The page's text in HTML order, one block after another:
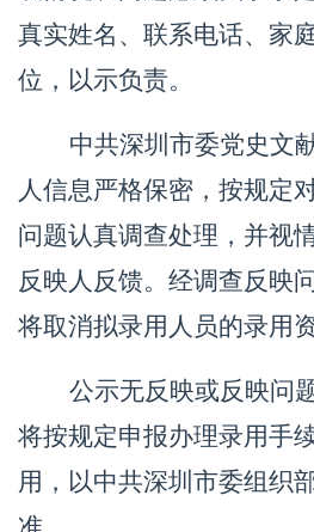
真实姓名、联系电话、家
位，以示负责。
中共深圳市委党史文
人信息严格保密，按规定
问题认真调查处理，并视
反映人反馈。经调查反映
将取消拟录用人员的录用资
公示无反映或反映问
将按规定申报办理录用手
用，以中共深圳市委组织